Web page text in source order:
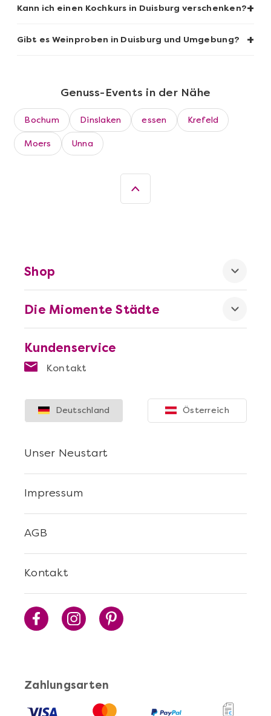
Mehr anzeigen
Wein- & Käse-Genuss@Home für 2
Die beste Pizza@Home
Mehr anzeigen
Kann ich einen Kochkurs in Duisburg verschenken?+
Gibt es Weinproben in Duisburg und Umgebung? +
Genuss-Events in der Nähe
Bochum Dinslaken essen Krefeld
Moers Unna
Kundenservice
Kontakt
Die Miomente Städte
Shop
Zahlungsarten
Kontakt
AGB
Impressum
Unser Neustart
Deutschland Österreich